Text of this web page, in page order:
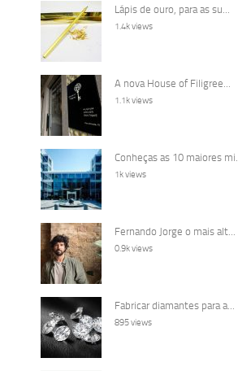
Lápis de ouro, para as su...
1.4k views
A nova House of Filigree...
1.1k views
Conheças as 10 maiores mi...
1k views
Fernando Jorge o mais alt...
0.9k views
Fabricar diamantes para a...
895 views